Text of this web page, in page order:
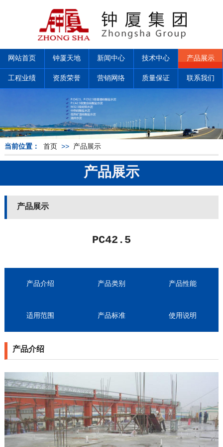
网站首页 钟厦天地 新闻中心 技术中心 产品展示
工程业绩 资质荣誉 营销网络 质量保证 联系我们
当前位置： 首页 >> 产品展示
产品展示
产品展示
PC42.5
产品介绍 产品类别 产品性能
适用范围 产品标准 使用说明
产品介绍